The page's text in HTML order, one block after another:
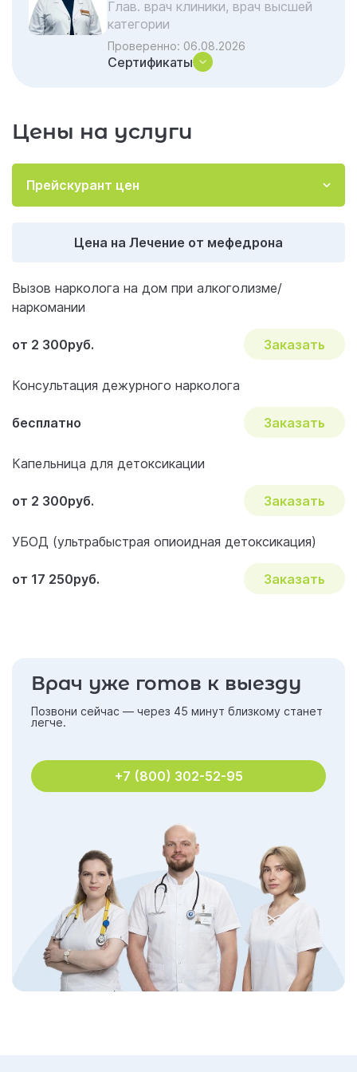
Заключение
Акции и скидки на лечение
Важные вопросы и ответы по наркологии
Глав. врач клиники, врач высшей
категории
Проверенно: 06.08.2026
Сертификаты
Цены на услуги
Прейскурант цен
Цена на Лечение от мефедрона
Вызов нарколога на дом при алкоголизме/
наркомании
от 2 300руб. Заказать
Консультация дежурного нарколога
бесплатно Заказать
Капельница для детоксикации
от 2 300руб. Заказать
УБОД (ультрабыстрая опиоидная детоксикация)
от 17 250руб. Заказать
Врач уже готов к выезду
Позвони сейчас — через 45 минут близкому станет
легче.
+7 (800) 302-52-95